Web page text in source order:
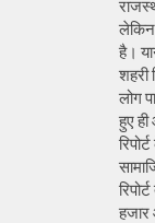
लेकिन
है।
शहरी
लोग
हुए
हजार